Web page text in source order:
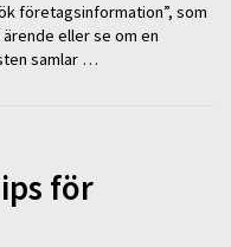
företagsinformation”, som
eller se om en
samlar …
för